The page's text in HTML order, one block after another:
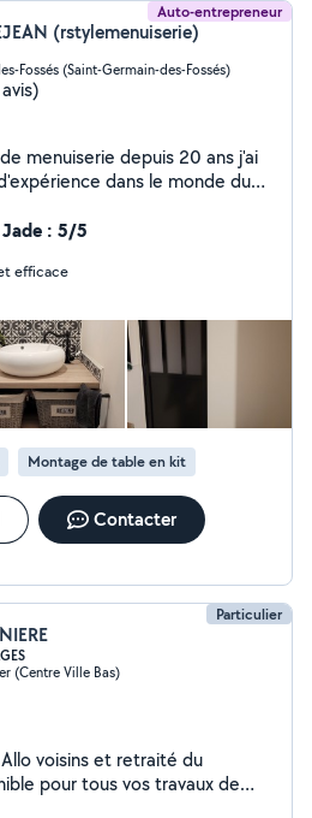
Auto-entrepreneur
(rstylemenuiserie)
Fossés (Saint-Germain-des-Fossés)
menuiserie depuis 20 ans j'ai
dans le monde du
et salle de bain. rénovation
professionnel en menuiserie
équipée salle de bain et
: 5/5
efficace
Montage de table en kit
Contacter
Particulier
(Centre Ville Bas)
voisins et retraité du
pour tous vos travaux de